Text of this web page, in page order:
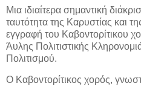
Μια ιδιαίτερα σημαντική
ταυτότητα της Καρυστίας και
εγγραφή του Καβοντορίτικου
Άυλης Πολιτιστικής
Πολιτισμού.
Ο Καβοντορίτικος χορός,